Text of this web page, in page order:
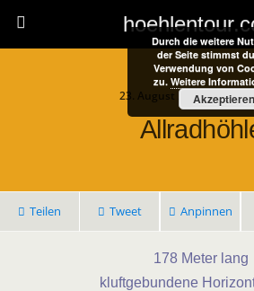
23. August 2022 • 1
Teilen Tweet Anpinnen
178 Meter lang
kluftgebundene
Durch die weitere
der Seite stimmst
Verwendung von
zu. Weitere
Akzeptieren